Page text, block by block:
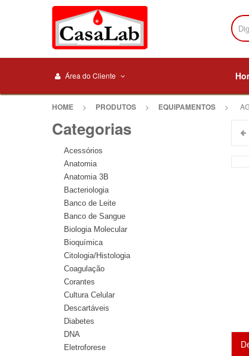
Área do Cliente
HOME > PRODUTOS > EQUIPAMENTOS >
Categorias
Acessórios
Anatomia
Anatomia 3B
Bacteriologia
Banco de Leite
Banco de Sangue
Biologia Molecular
Bioquímica
Citologia/Histologia
Coagulação
Corantes
Cultura Celular
Descartáveis
Diabetes
DNA
Eletroforese